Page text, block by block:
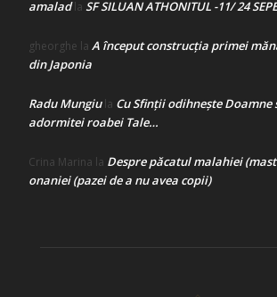
amaladla SF SILUAN ATHONITUL -11/ 24
gheorghe la A început construcţia primei
din Japonia
Radu Mungiula Cu Sfinții odihnește Doamne
adormitei roabei Tale…
Crina Marina la Despre păcatul malahiei
onaniei (pazei de a nu avea copii)